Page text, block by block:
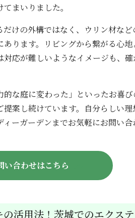
まいりました。
けの外構ではなく、ウリン材な
ります。リビングから繋がる心
応が難しいようなイメージも、
的な庭に変わった」といったお喜
案し続けています。自分らしい
ーガーデンまでお気軽にお問い合
い合わせはこちら
活用法！茨城でのエクス